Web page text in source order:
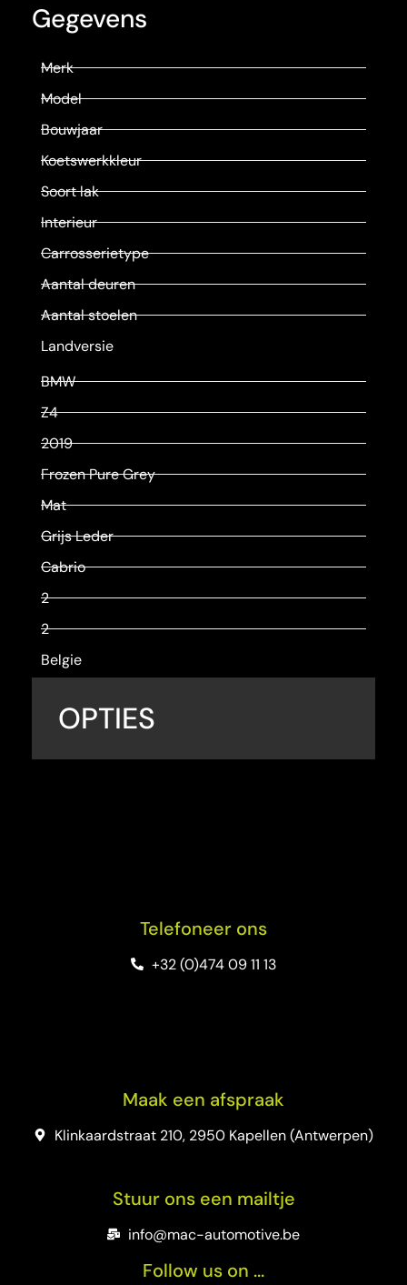
Gegevens
Merk
Model
Bouwjaar
Koetswerkkleur
Soort lak
Interieur
Carrosserietype
Aantal deuren
Aantal stoelen
Landversie
BMW
Z4
2019
Frozen Pure Grey
Mat
Grijs Leder
Cabrio
2
2
Belgie
OPTIES
Telefoneer ons
+32 (0)474 09 11 13
Maak een afspraak
Klinkaardstraat 210, 2950 Kapellen (Antwerpen)
Stuur ons een mailtje
info@mac-automotive.be
Follow us on ...